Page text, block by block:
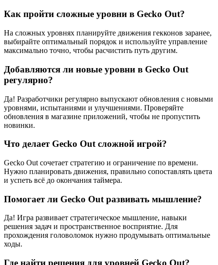
Как пройти сложные уровни в Gecko Out?
На сложных уровнях планируйте движения гекконов заранее,
выбирайте оптимальный порядок и используйте управление
максимально точно, чтобы расчистить путь другим.
Добавляются ли новые уровни в Gecko Out
регулярно?
Да! Разработчики регулярно выпускают обновления с новыми
уровнями, испытаниями и улучшениями. Проверяйте
обновления в магазине приложений, чтобы не пропустить
новинки.
Что делает Gecko Out сложной игрой?
Gecko Out сочетает стратегию и ограничение по времени.
Нужно планировать движения, правильно сопоставлять цвета
и успеть всё до окончания таймера.
Помогает ли Gecko Out развивать мышление?
Да! Игра развивает стратегическое мышление, навыки
решения задач и пространственное восприятие. Для
прохождения головоломок нужно продумывать оптимальные
ходы.
Где найти решения для уровней Gecko Out?